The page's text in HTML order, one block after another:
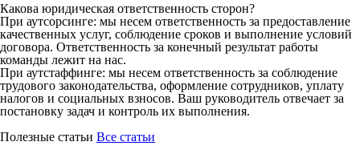
Какова юридическая ответственность сторон?
При аутсорсинге: мы несем ответственность за предоставление
качественных услуг, соблюдение сроков и выполнение условий
договора. Ответственность за конечный результат работы
команды лежит на нас.
При аутстаффинге: мы несем ответственность за соблюдение
трудового законодательства, оформление сотрудников, уплату
налогов и социальных взносов. Ваш руководитель отвечает за
постановку задач и контроль их выполнения.
Полезные статьи Все статьи